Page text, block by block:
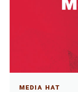
MEDIA HAT